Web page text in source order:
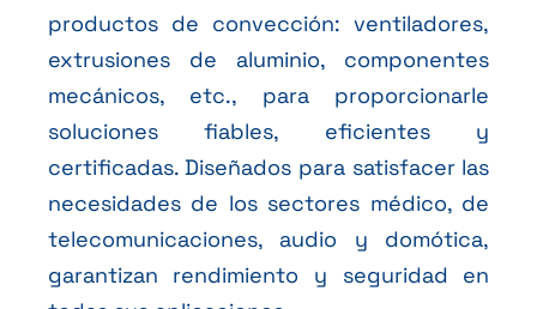
productos de convección: ventiladores,
extrusiones de aluminio, componentes
mecánicos, etc., para proporcionarle
soluciones fiables, eficientes y
certificadas. Diseñados para satisfacer las
necesidades de los sectores médico, de
telecomunicaciones, audio y domótica,
garantizan rendimiento y seguridad en